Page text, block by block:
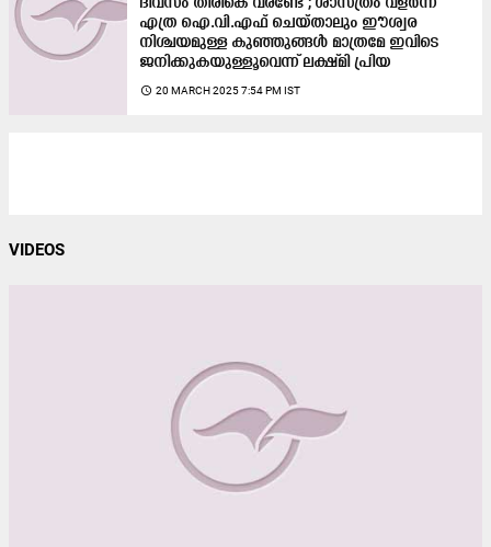
ദിവസം തിരികെ വരണ്ടേ'; ശാസ്ത്രം വളർന്ന്
എത്ര ഐ.വി.എഫ് ചെയ്താലും ഈശ്വര
നിശ്ചയമുള്ള കുഞ്ഞുങ്ങൾ മാത്രമേ ഇവിടെ
ജനിക്കുകയുള്ളൂവെന്ന് ലക്ഷ്മി പ്രിയ
access_time 20 MARCH 2025 7:54 PM IST
VIDEOS